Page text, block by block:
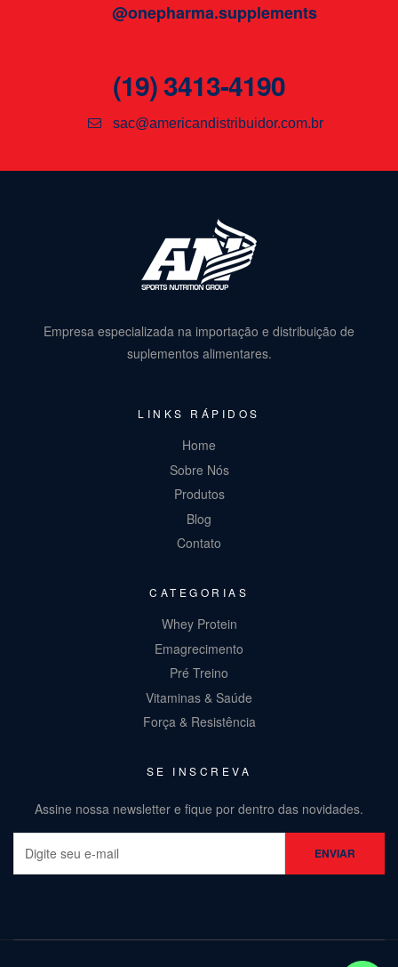
@onepharma.supplements
(19) 3413-4190
sac@americandistribuidor.com.br
Empresa especializada na importação e distribuição de
suplementos alimentares.
LINKS RÁPIDOS
Home
Sobre Nós
Produtos
Blog
Contato
CATEGORIAS
Whey Protein
Emagrecimento
Pré Treino
Vitaminas & Saúde
Força & Resistência
SE INSCREVA
Assine nossa newsletter e fique por dentro das novidades.